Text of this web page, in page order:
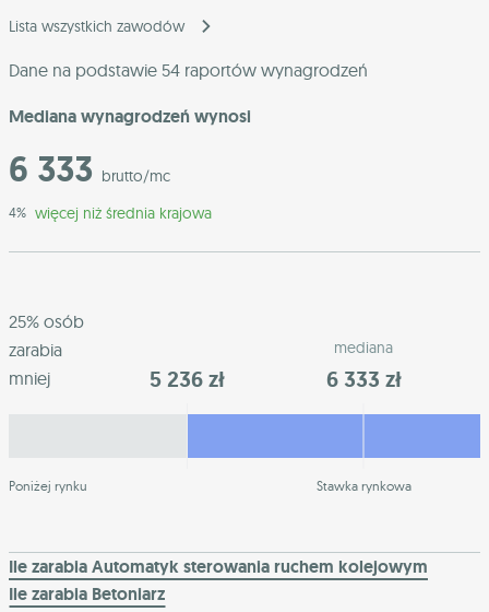
Lista wszystkich zawodów
Dane na podstawie 54 raportów wynagrodzeń
Mediana wynagrodzeń wynosi
6 333 brutto/mc
4% więcej niż średnia krajowa
25% osób
zarabia
mniej
5 236 zł
mediana
6 333 zł
Poniżej rynku Stawka rynkowa
Ile zarabia Automatyk sterowania ruchem kolejowym
Ile zarabia Betoniarz